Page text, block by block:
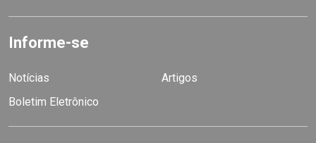
Informe-se
Notícias
Artigos
Boletim Eletrônico